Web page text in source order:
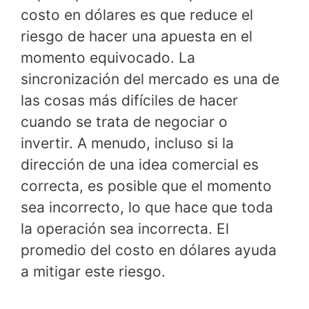
costo en dólares es que reduce el
riesgo de hacer una apuesta en el
momento equivocado. La
sincronización del mercado es una de
las cosas más difíciles de hacer
cuando se trata de negociar o
invertir. A menudo, incluso si la
dirección de una idea comercial es
correcta, es posible que el momento
sea incorrecto, lo que hace que toda
la operación sea incorrecta. El
promedio del costo en dólares ayuda
a mitigar este riesgo.